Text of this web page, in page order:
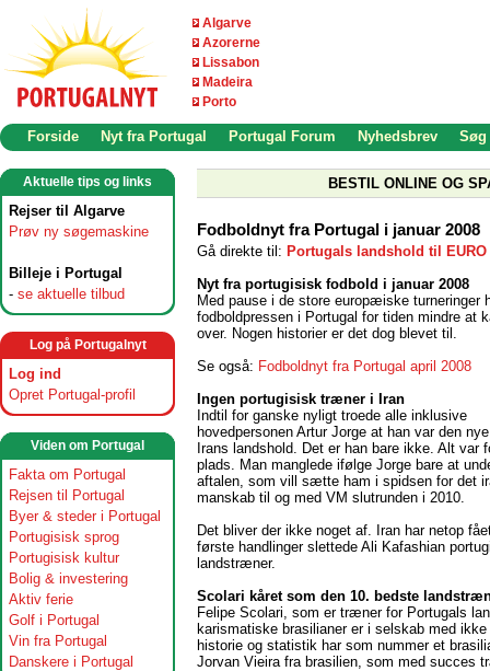
Algarve
Azorerne
Lissabon
Madeira
Porto
Forside Nyt fra Portugal Portugal Forum Nyhedsbrev Søg
Aktuelle tips og links
Rejser til Algarve
Prøv ny søgemaskine
Billeje i Portugal
- se aktuelle tilbud
Log på Portugalnyt
Log ind
Opret Portugal-profil
Viden om Portugal
Fakta om Portugal
Rejsen til Portugal
Byer & steder i Portugal
Portugisisk sprog
Portugisisk kultur
Bolig & investering
Aktiv ferie
Golf i Portugal
Vin fra Portugal
Danskere i Portugal
BESTIL ONLINE OG
Fodboldnyt fra Portugal i januar 2008
Gå direkte til: Portugals landshold til EURO
Nyt fra portugisisk fodbold i januar 2008
Med pause i de store europæiske turneringer
fodboldpressen i Portugal for tiden mindre at
over. Nogen historier er det dog blevet til.
Se også: Fodboldnyt fra Portugal april 2008
Ingen portugisisk træner i Iran
Indtil for ganske nyligt troede alle inklusive
hovedpersonen Artur Jorge at han var den
Irans landshold. Det er han bare ikke. Alt var
plads. Man manglede ifølge Jorge bare at
aftalen, som vill sætte ham i spidsen for det
manskab til og med VM slutrunden i 2010.
Det bliver der ikke noget af. Iran har netop
første handlinger slettede Ali Kafashian
landstræner.
Scolari kåret som den 10. bedste
Felipe Scolari, som er træner for Portugals
karismatiske brasilianer er i selskab med
historie og statistik har som nummer et
Jorvan Vieira fra brasilien, som med succes